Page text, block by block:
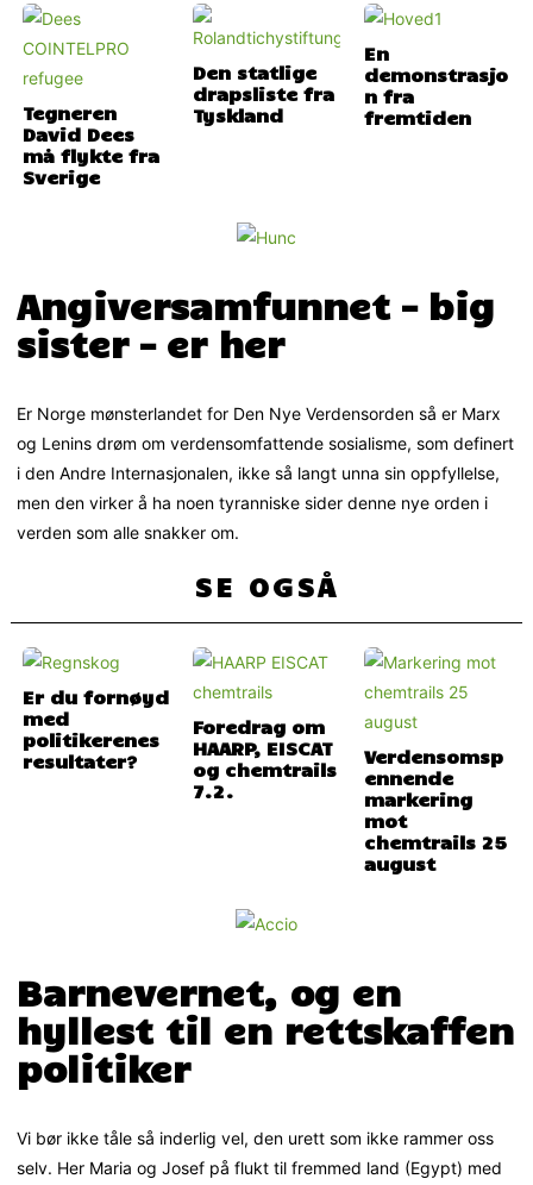
Tegneren
David Dees
må flykte fra
Sverige
Den statlige
drapsliste fra
Tyskland
En
demonstrasjo
n fra
fremtiden
Angiversamfunnet – big
sister – er her
Er Norge mønsterlandet for Den Nye Verdensorden så er Marx
og Lenins drøm om verdensomfattende sosialisme, som definert
i den Andre Internasjonalen, ikke så langt unna sin oppfyllelse,
men den virker å ha noen tyranniske sider denne nye orden i
verden som alle snakker om.
SE OGSÅ
Er du fornøyd
med
politikerenes
resultater?
Foredrag om
HAARP, EISCAT
og chemtrails
7.2.
Verdensomsp
ennende
markering
mot
chemtrails 25
august
Barnevernet, og en
hyllest til en rettskaffen
politiker
Vi bør ikke tåle så inderlig vel, den urett som ikke rammer oss
selv. Her Maria og Josef på flukt til fremmed land (Egypt) med